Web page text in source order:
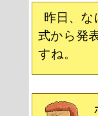
昨日、な
式から発
すね。